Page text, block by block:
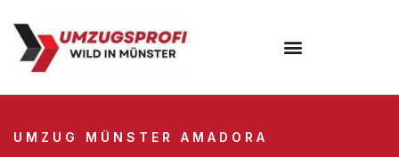
UMZUG MÜNSTER AMADORA